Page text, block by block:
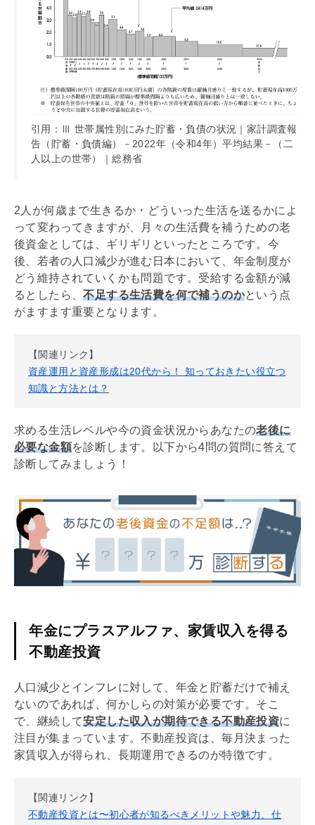
引用：Ⅲ 世帯属性別にみた貯蓄・負債の状況｜家計調査報
告（貯蓄・負債編）－2022年（令和4年）平均結果－（二
人以上の世帯）｜総務省
2人が何歳まで生きるか・どういった生活を送るかによ
って変わってきますが、月々の生活費を補うための老
後資金としては、ギリギリといったところです。今
後、若者の人口減少が進む日本において、年金制度が
どう維持されていくかも問題です。受給する金額が減
るとしたら、不足する生活費を何で補うのかという点
がますます重要となります。
【関連リンク】
資産運用と資産形成は20代から！ 知っておきたい役立つ
知識と方法とは？
求める生活レベルや今の資金状況からあなたの老後に
必要な金額を診断します。以下から4問の質問に答えて
診断してみましょう！
年金にプラスアルファ、家賃収入を得る
不動産投資
人口減少とインフレに対して、年金と貯蓄だけで補え
ないのであれば、何かしらの対策が必要です。そこ
で、継続して安定した収入が期待できる不動産投資に
注目が集まっています。不動産投資は、毎月決まった
家賃収入が得られ、長期運用できるのが特徴です。
【関連リンク】
不動産投資とは〜初心者が知るべきメリットや魅力、仕